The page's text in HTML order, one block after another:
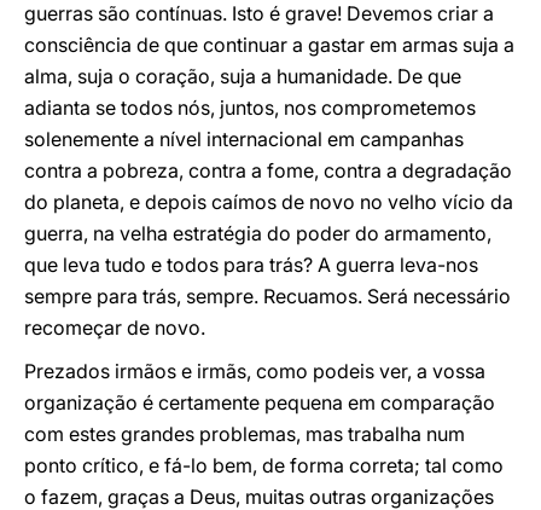
guerras são contínuas. Isto é grave! Devemos criar a
consciência de que continuar a gastar em armas suja a
alma, suja o coração, suja a humanidade. De que
adianta se todos nós, juntos, nos comprometemos
solenemente a nível internacional em campanhas
contra a pobreza, contra a fome, contra a degradação
do planeta, e depois caímos de novo no velho vício da
guerra, na velha estratégia do poder do armamento,
que leva tudo e todos para trás? A guerra leva-nos
sempre para trás, sempre. Recuamos. Será necessário
recomeçar de novo.
Prezados irmãos e irmãs, como podeis ver, a vossa
organização é certamente pequena em comparação
com estes grandes problemas, mas trabalha num
ponto crítico, e fá-lo bem, de forma correta; tal como
o fazem, graças a Deus, muitas outras organizações